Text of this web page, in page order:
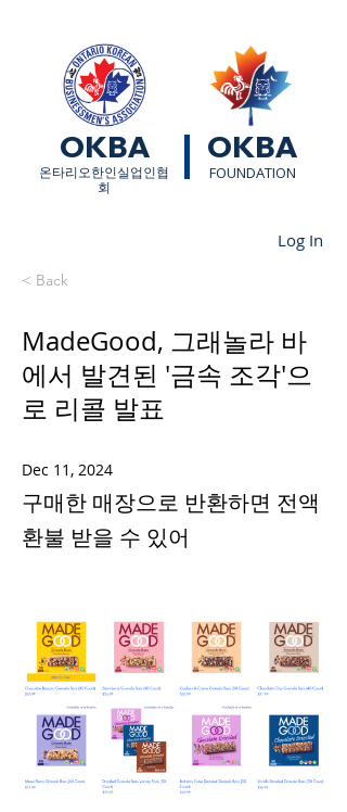
OKBA OKBA
​온타리오한인실업인협
회
FOUNDATION
Log In
< Back
MadeGood, 그래놀라 바
에서 발견된 '금속 조각'으
로 리콜 발표
Dec 11, 2024
구매한 매장으로 반환하면 전액
환불 받을 수 있어